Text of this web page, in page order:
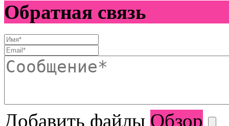
Обратная связь
Добавить файлы Обзор